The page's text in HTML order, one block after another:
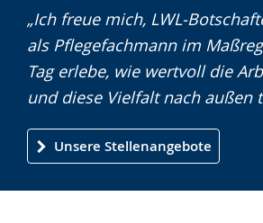
wechseln.
Deutscher
Gebärdensprache
wird
angezeigt.
„Ich freue mich, LWL-
als Pflegefachmann im
Tag erlebe, wie wertvoll die
und diese Vielfalt nach außen
Unsere Stellenangebote